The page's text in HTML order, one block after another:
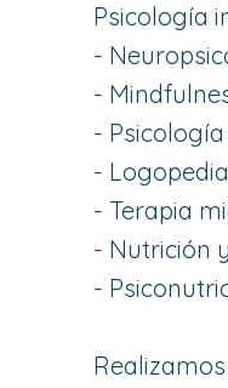
Psicología
-
-
-
- Logopedia
- Terapia
- Nutrición
-